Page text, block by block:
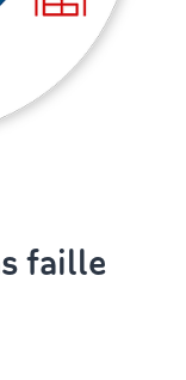
faille